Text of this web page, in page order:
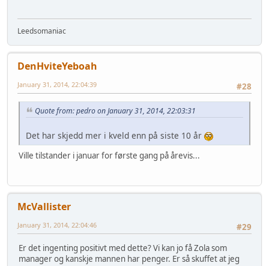
Leedsomaniac
DenHviteYeboah
#28
January 31, 2014, 22:04:39
Quote from: pedro on January 31, 2014, 22:03:31
Det har skjedd mer i kveld enn på siste 10 år
Ville tilstander i januar for første gang på årevis...
McVallister
#29
January 31, 2014, 22:04:46
Er det ingenting positivt med dette? Vi kan jo få Zola som
manager og kanskje mannen har penger. Er så skuffet at jeg